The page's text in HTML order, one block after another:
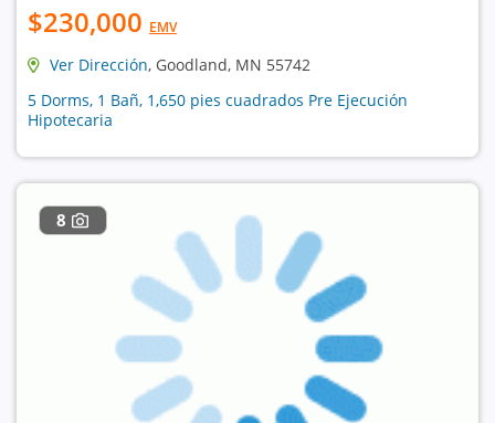
$230,000 EMV
Ver Dirección, Goodland, MN 55742
5 Dorms, 1 Bañ, 1,650 pies cuadrados Pre Ejecución
Hipotecaria
8